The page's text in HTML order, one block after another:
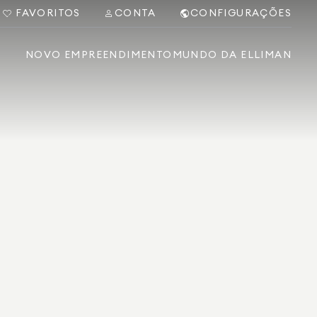
FAVORITOS CONTA CONFIGURAÇÕES
NOVO EMPREENDIMENTO MUNDO DA ELLIMAN